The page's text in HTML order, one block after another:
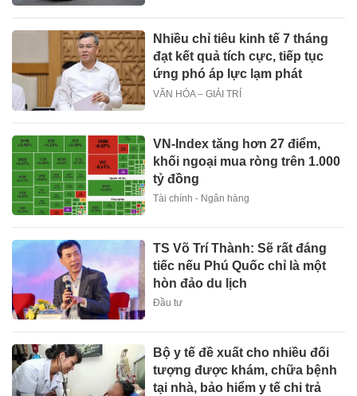
Nhiều chỉ tiêu kinh tế 7 tháng
đạt kết quả tích cực, tiếp tục
ứng phó áp lực lạm phát
VĂN HÓA – GIẢI TRÍ
VN-Index tăng hơn 27 điểm,
khối ngoại mua ròng trên 1.000
tỷ đồng
Tài chính - Ngân hàng
TS Võ Trí Thành: Sẽ rất đáng
tiếc nếu Phú Quốc chỉ là một
hòn đảo du lịch
Đầu tư
Bộ y tế đề xuất cho nhiều đối
tượng được khám, chữa bệnh
tại nhà, bảo hiểm y tế chi trả